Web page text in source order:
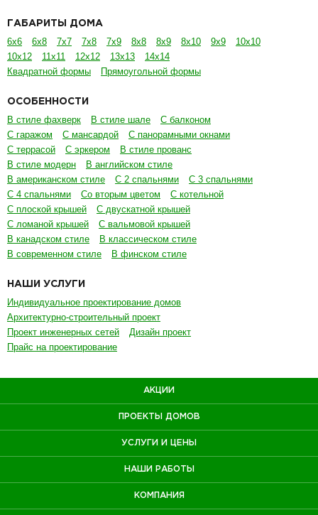
ГАБАРИТЫ ДОМА
6х6 6х8 7х7 7х8 7х9 8х8 8х9 8х10 9х9
10х10
10х12
11х11 12х12 13х13
14х14
Квадратной формы
Прямоугольной формы
ОСОБЕННОСТИ
В стиле фахверк В стиле шале
С балконом
С гаражом
С мансардой
С панорамными окнами
С террасой
С эркером
В стиле прованс
В стиле модерн
В английском стиле
В американском стиле
С 2 спальнями
С 3 спальнями
С 4 спальнями
Со вторым цветом
С котельной
С плоской крышей
С двускатной крышей
С ломаной крышей
С вальмовой крышей
В канадском стиле
В классическом стиле
В современном стиле
В финском стиле
НАШИ УСЛУГИ
Индивидуальное проектирование домов
Архитектурно-строительный проект
Проект инженерных сетей
Дизайн проект
Прайс на проектирование
АКЦИИ
ПРОЕКТЫ ДОМОВ
УСЛУГИ И ЦЕНЫ
НАШИ РАБОТЫ
КОМПАНИЯ